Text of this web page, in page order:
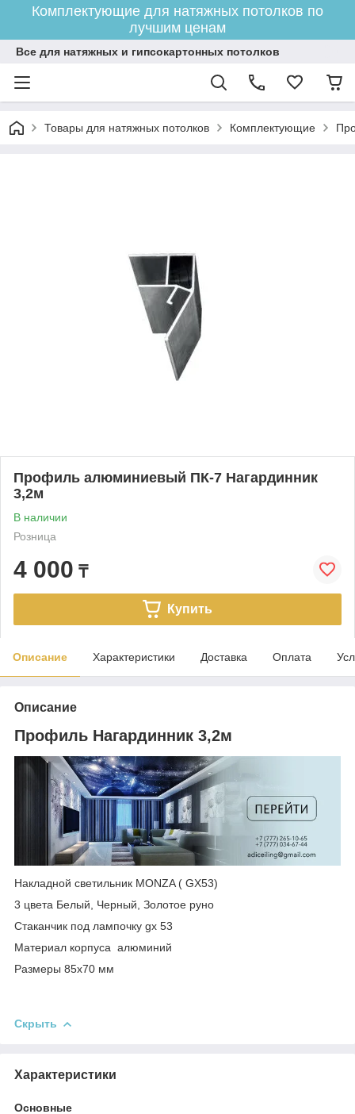
Комплектующие для натяжных потолков по
лучшим ценам
Все для натяжных и гипсокартонных потолков
Товары для натяжных потолков Комплектующие
Профиль алюминиевый ПК-7 Нагардинник
3,2м
В наличии
Розница
4 000 ₸
Купить
Описание Характеристики Доставка Оплата
Описание
Профиль Нагардинник 3,2м
Накладной светильник MONZA ( GX53)
3 цвета Белый, Черный, Золотое руно
Стаканчик под лампочку gx 53
Материал корпуса алюминий
Размеры 85х70 мм
Скрыть
Характеристики
Основные